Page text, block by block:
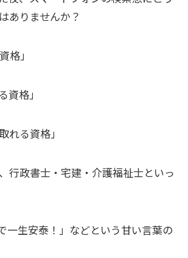
ありませんか？
」
資格」
れる資格」
行政書士・宅建・介護福祉士といっ
一生安泰！」などという甘い言葉の